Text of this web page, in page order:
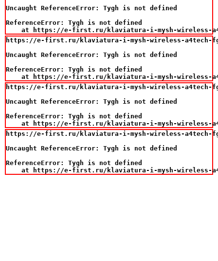
Uncaught ReferenceError: Tygh is not defined
ReferenceError: Tygh is not defined
at https://e-first.ru/klaviatura-i-mysh-
https://e-first.ru/klaviatura-i-mysh-wireless-a4tech-
Uncaught ReferenceError: Tygh is not defined
ReferenceError: Tygh is not defined
at https://e-first.ru/klaviatura-i-mysh-
https://e-first.ru/klaviatura-i-mysh-wireless-a4tech-
Uncaught ReferenceError: Tygh is not defined
ReferenceError: Tygh is not defined
at https://e-first.ru/klaviatura-i-mysh-
https://e-first.ru/klaviatura-i-mysh-wireless-a4tech-
Uncaught ReferenceError: Tygh is not defined
ReferenceError: Tygh is not defined
at https://e-first.ru/klaviatura-i-mysh-